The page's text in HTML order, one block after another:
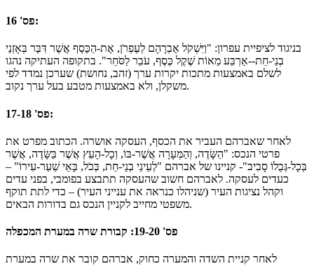
פס' 16:
בניגוד לציפיית עפרון: "וַיִּשְׁקֹל אַבְרָהָם לְעֶפְרֹן, אֶת-הַכֶּסֶף אֲשֶׁר דִּבֶּר בְּאָזְנֵי
בְנֵי-חֵת--אַרְבַּע מֵאוֹת שֶׁקֶל כֶּסֶף, עֹבֵר לַסֹּחֵר". בתקופה העתיקה נהגו
לשלם באמצעות מתכות יקרות ערך (זהב, נחושת) שערכן נמדד לפי
משקלן, ולא באמצעות מטבע בעל ערך נקוב.
פס' 17-18:
לאחר שאברהם העביר את הכסף, העסקה אושרה. הכתוב מפרט את
פרטי הנכס: "הַשָּׂדֶה, וְהַמְּעָרָה אֲשֶׁר-בּוֹ, וְכָל-הָעֵץ אֲשֶׁר בַּשָּׂדֶה, אֲשֶׁר
בְּכָל-גְּבֻלוֹ סָבִיב"- קניינו של אברהם "לְעֵינֵי בְנֵי-חֵת, בְּכֹל, בָּאֵי שַׁעַר-עִירוֹ" –
כעדים לעסקה. לאברהם חשוב שהעסקה תתבצע בפומבי, בפני עדים
וקהל נציגות העיר (שניהלו כנראה את ענייני העיר) – כדי לתת תוקף
משפטי מחייב לקניין הנכס גם בדורות הבאים.
פס' 19-20: קבורת שרה במערת המכפלה
לאחר קניית השדה והמערה כחוק, אברהם קובר את שרה במערת